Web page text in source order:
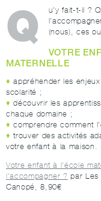
Q
u’y fait-t-il ?
(nous), ces
VOTRE
MATERNELLE
appréhender les
scolarité ;
découvrir les
chaque domaine ;
comprendre comment
trouver des activités
votre enfant à la maison.
Votre enfant à l'école
l'accompagner ? par Les
Canopé, 8,90€